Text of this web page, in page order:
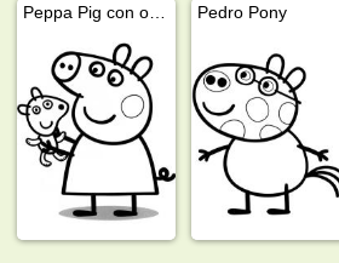
Pedro Pony